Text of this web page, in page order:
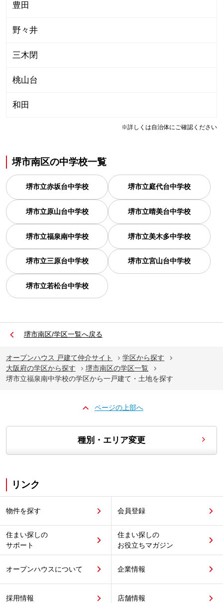
豊田
野々井
三木閉
桃山台
和田
※詳しくは自治体にご確認ください
堺市南区の中学校一覧
堺市立赤坂台中学校 堺市立庭代台中学校
堺市立原山台中学校 堺市立晴美台中学校
堺市立福泉南中学校 堺市立美木多中学校
堺市立三原台中学校 堺市立宮山台中学校
堺市立若松台中学校
堺市南区/学区一覧へ戻る
オープンハウス 戸建て仲介サイト
学区から探す
大阪府の学区から探す
堺市南区の学区一覧
堺市立福泉南中学校の学区から一戸建て・土地を探す
ページの上部へ
種別・エリア変更
リンク
物件を探す 会員登録
住まい探しの
サポート
住まい探しの
お役立ちマガジン
オープンハウスについて 企業情報
採用情報 店舗情報